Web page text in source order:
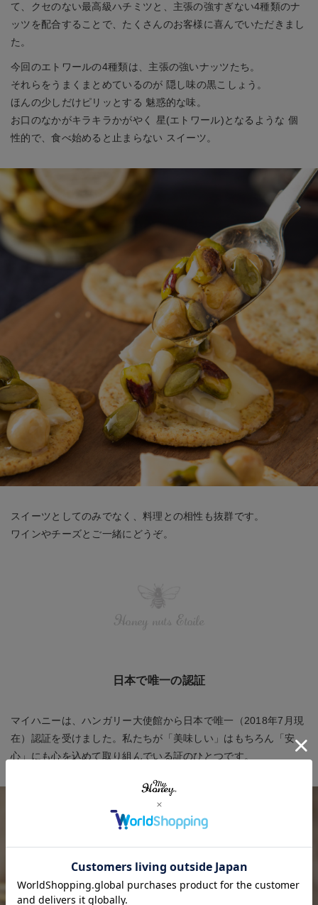
て、クセのない最高級ハチミツと、主張の強すぎない4種類のナ
ッツを配合することで、たくさんのお客様に喜んでいただきまし
た。
今回のエトワールの4種類は、主張の強いナッツたち。
それらをうまくまとめているのが 隠し味の黒こしょう。
ほんの少しだけピリッとする 魅惑的な味。
お口のなかがキラキラかがやく 星(エトワール)となるような 個
性的で、食べ始めると止まらない スイーツ。
スイーツとしてのみでなく、料理との相性も抜群です。
ワインやチーズとご一緒にどうぞ。
Honey nuts Etoile
日本で唯一の認証
マイハニーは、ハンガリー大使館から日本で唯一（2018年7月現
在）認証を受けました。私たちが「美味しい」はもちろん「安
心」にも心を込めて取り組んでいる証のひとつです。